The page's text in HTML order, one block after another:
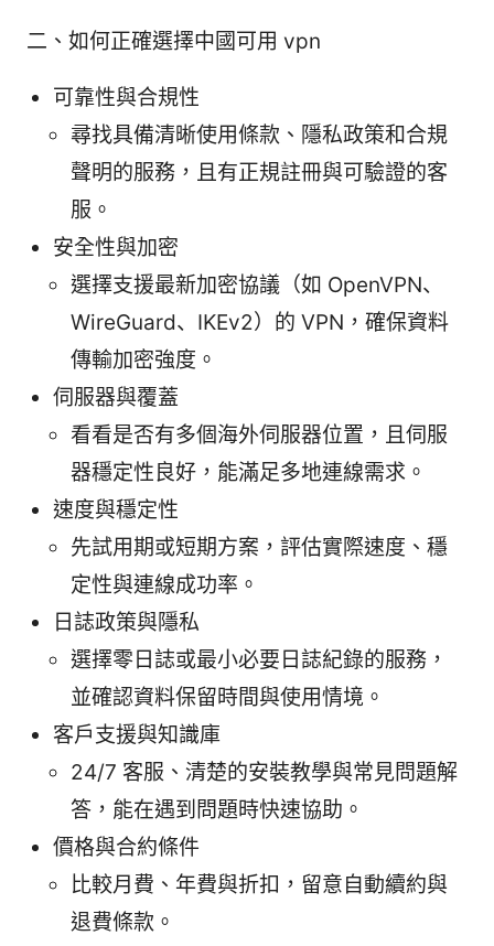
二、如何正確選擇中國可用 vpn
可靠性與合規性
尋找具備清晰使用條款、隱私政策和合規
聲明的服務，且有正規註冊與可驗證的客
服。
安全性與加密
選擇支援最新加密協議（如 OpenVPN、
WireGuard、IKEv2）的 VPN，確保資料
傳輸加密強度。
伺服器與覆蓋
看看是否有多個海外伺服器位置，且伺服
器穩定性良好，能滿足多地連線需求。
速度與穩定性
先試用期或短期方案，評估實際速度、穩
定性與連線成功率。
日誌政策與隱私
選擇零日誌或最小必要日誌紀錄的服務，
並確認資料保留時間與使用情境。
客戶支援與知識庫
24/7 客服、清楚的安裝教學與常見問題解
答，能在遇到問題時快速協助。
價格與合約條件
比較月費、年費與折扣，留意自動續約與
退費條款。